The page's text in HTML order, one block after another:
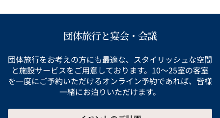
団体旅行と宴会・会議
団体旅行をお考えの方にも最適な、スタイリッシュな空間
と施設サービスをご用意しております。10～25室の客室
を一度にご予約いただけるオンライン予約であれば、皆様
一緒にお泊りいただけます。